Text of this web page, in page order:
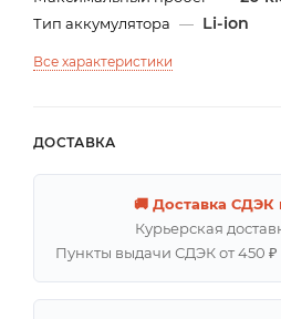
Тип аккумулятора — Li-ion
Все характеристики
ДОСТАВКА
🚚 Доставка СДЭК
Курьерская
Пункты выдачи СДЭК от 450 ₽